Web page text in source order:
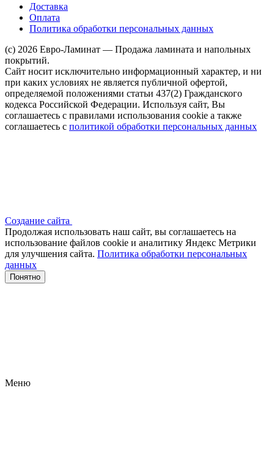
Доставка
Оплата
Политика обработки персональных данных
(c) 2026 Евро-Ламинат — Продажа ламината и напольных
покрытий.
Сайт носит исключительно информационный характер, и ни
при каких условиях не является публичной офертой,
определяемой положениями статьи 437(2) Гражданского
кодекса Российской Федерации. Используя сайт, Вы
соглашаетесь с правилами использования cookie а также
соглашаетесь с политикой обработки персональных данных
Создание сайта
Продолжая использовать наш сайт, вы соглашаетесь на
использование файлов сооkіе и аналитику Яндекс Метрики
для улучшения сайта. Политика обработки персональных
данных
Понятно
Меню